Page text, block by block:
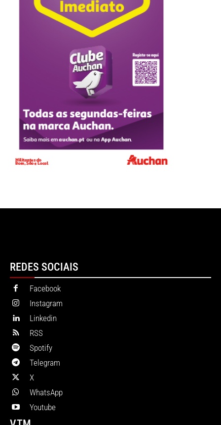
REDES SOCIAIS
Facebook
Instagram
Linkedin
RSS
Spotify
Telegram
X
WhatsApp
Youtube